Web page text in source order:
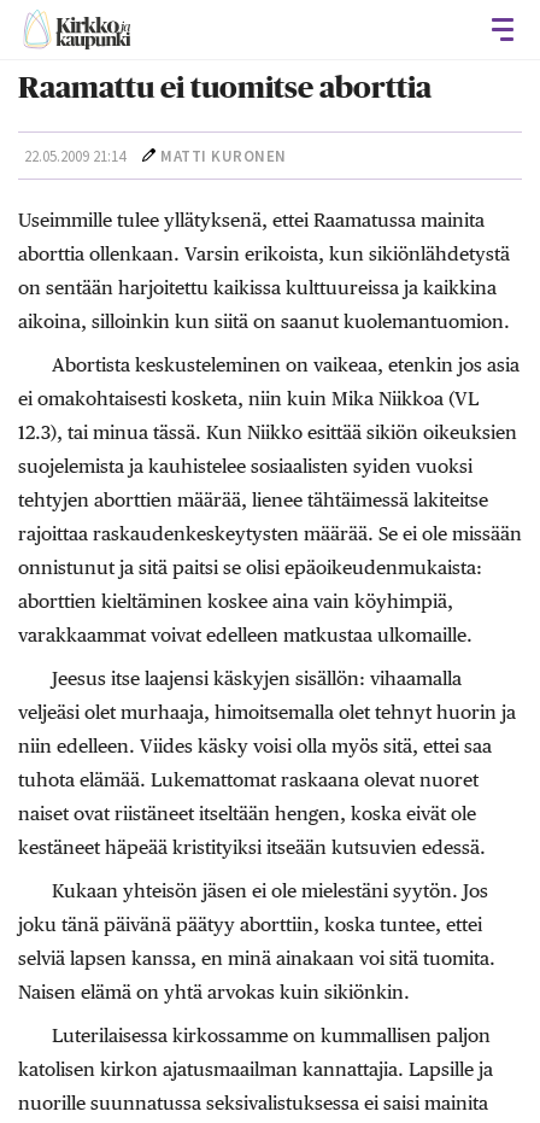
Raamattu ei tuomitse aborttia
22.05.2009 21:14 MATTI KURONEN
Useimmille tulee yllätyksenä, ettei Raamatussa mainita
aborttia ollenkaan. Varsin erikoista, kun sikiönlähdetystä
on sentään harjoitettu kaikissa kulttuureissa ja kaikkina
aikoina, silloinkin kun siitä on saanut kuolemantuomion.
Abortista keskusteleminen on vaikeaa, etenkin jos asia
ei omakohtaisesti kosketa, niin kuin Mika Niikkoa (VL
12.3), tai minua tässä. Kun Niikko esittää sikiön oikeuksien
suojelemista ja kauhistelee sosiaalisten syiden vuoksi
tehtyjen aborttien määrää, lienee tähtäimessä lakiteitse
rajoittaa raskaudenkeskeytysten määrää. Se ei ole missään
onnistunut ja sitä paitsi se olisi epäoikeudenmukaista:
aborttien kieltäminen koskee aina vain köyhimpiä,
varakkaammat voivat edelleen matkustaa ulkomaille.
Jeesus itse laajensi käskyjen sisällön: vihaamalla
veljeäsi olet murhaaja, himoitsemalla olet tehnyt huorin ja
niin edelleen. Viides käsky voisi olla myös sitä, ettei saa
tuhota elämää. Lukemattomat raskaana olevat nuoret
naiset ovat riistäneet itseltään hengen, koska eivät ole
kestäneet häpeää kristityiksi itseään kutsuvien edessä.
Kukaan yhteisön jäsen ei ole mielestäni syytön. Jos
joku tänä päivänä päätyy aborttiin, koska tuntee, ettei
selviä lapsen kanssa, en minä ainakaan voi sitä tuomita.
Naisen elämä on yhtä arvokas kuin sikiönkin.
Luterilaisessa kirkossamme on kummallisen paljon
katolisen kirkon ajatusmaailman kannattajia. Lapsille ja
nuorille suunnatussa seksivalistuksessa ei saisi mainita